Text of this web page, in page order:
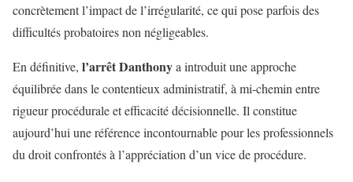
concrètement l’impact de l’irrégularité, ce qui pose parfois des
difficultés probatoires non négligeables.
En définitive, l’arrêt Danthonya introduit une approche
équilibrée dans le contentieux administratif, à mi-chemin entre
rigueur procédurale et efficacité décisionnelle. Il constitue
aujourd’hui une référence incontournable pour les professionnels
du droit confrontés à l’appréciation d’un vice de procédure.